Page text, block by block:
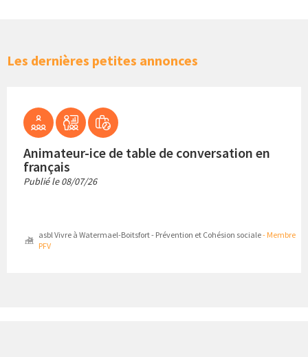
Les dernières petites annonces
Animateur-ice de table de conversation en
français
Publié le08/07/26
asbl Vivre à Watermael-Boitsfort - Prévention et Cohésion sociale- Membre
PFV